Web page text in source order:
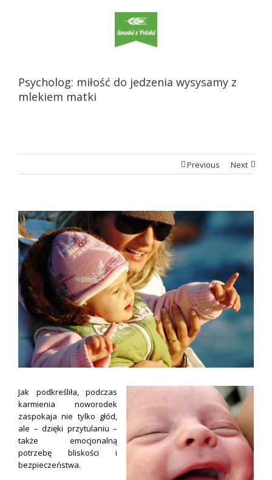
Psycholog: miłość do jedzenia wysysamy z
mlekiem matki
Previous Next
Jak podkreśliła, podczas
karmienia noworodek
zaspokaja nie tylko głód,
ale – dzięki przytulaniu –
także emocjonalną
potrzebę bliskości i
bezpieczeństwa.